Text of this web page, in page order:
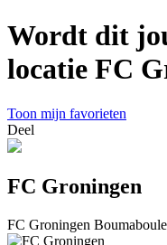
Wordt dit
locatie FC
Toon mijn favorieten
Deel
FC Groningen
FC Groningen